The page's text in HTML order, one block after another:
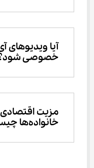
خصوصی
مزیت
خانواده‌ها چیست؟